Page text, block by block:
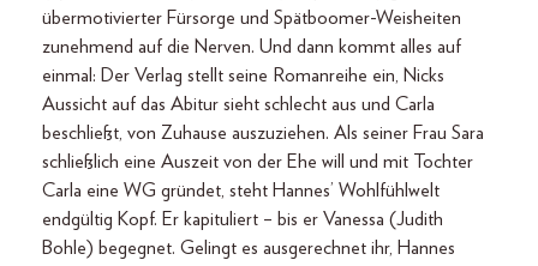
übermotivierter Fürsorge und Spätboomer-Weisheiten
zunehmend auf die Nerven. Und dann kommt alles auf
einmal: Der Verlag stellt seine Romanreihe ein, Nicks
Aussicht auf das Abitur sieht schlecht aus und Carla
beschließt, von Zuhause auszuziehen. Als seiner Frau Sara
schließlich eine Auszeit von der Ehe will und mit Tochter
Carla eine WG gründet, steht Hannes’ Wohlfühlwelt
endgültig Kopf. Er kapituliert – bis er Vanessa (Judith
Bohle) begegnet. Gelingt es ausgerechnet ihr, Hannes